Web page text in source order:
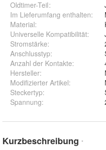
Oldtimer-Teil:
Im Lieferumfang enthalten:
Material:
Universelle Kompatibilität:
Stromstärke:
Anschlusstyp:
Anzahl der Kontakte:
Hersteller:
Modifizierter Artikel:
Steckertyp:
Spannung:
Kurzbeschreibung *